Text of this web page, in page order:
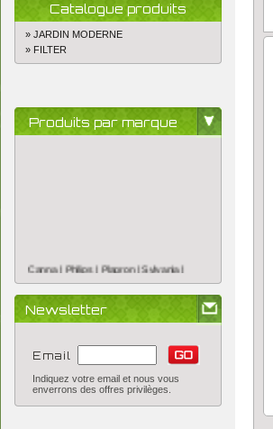
Catalogue produits
» JARDIN MODERNE
» FILTER
Produits par marque
Newsletter
Email
Indiquez votre email et nous vous
enverrons des offres privilèges.